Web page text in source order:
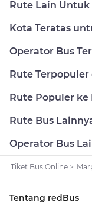
Rute Lain
Kota Teratas
Operator Bus
Rute Terpopuler
Rute Populer ke
Rute Bus
Operator Bus
Tiket Bus Online >
Tentang redBus